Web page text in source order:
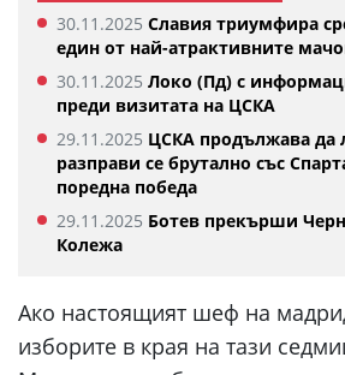
30.11.2025 Славия триумфира
един от най-атрактивните
30.11.2025 Локо (Пд) с
преди визитата на ЦСКА
29.11.2025 ЦСКА продължава да
разправи се брутално със
поредна победа
29.11.2025 Ботев прекърши
Колежа
Ако настоящият шеф на
изборите в края на тази